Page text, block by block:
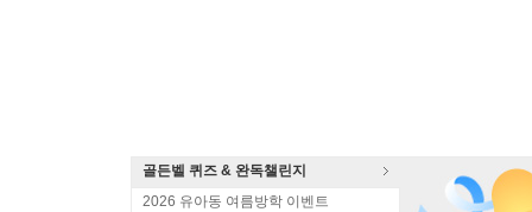
골든벨 퀴즈 & 완독챌린지
2026 유아동 여름방학 이벤트